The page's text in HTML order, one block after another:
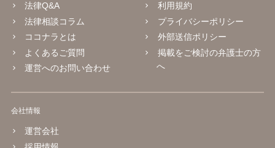
法律Q&A
法律相談コラム
ココナラとは
よくあるご質問
運営へのお問い合わせ
利用規約
プライバシーポリシー
外部送信ポリシー
掲載をご検討の弁護士の方
へ
会社情報
運営会社